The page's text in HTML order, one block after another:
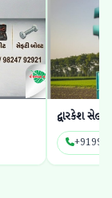
દ્વારકેશ